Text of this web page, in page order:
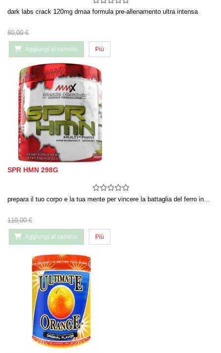
dark labs crack 120mg dmaa formula pre-allenamento ultra intensa
80,00 €
Aggiungi al carrello Più
SPR HMN 298G
prepara il tuo corpo e la tua mente per vincere la battaglia del ferro in…
110,00 €
Aggiungi al carrello Più